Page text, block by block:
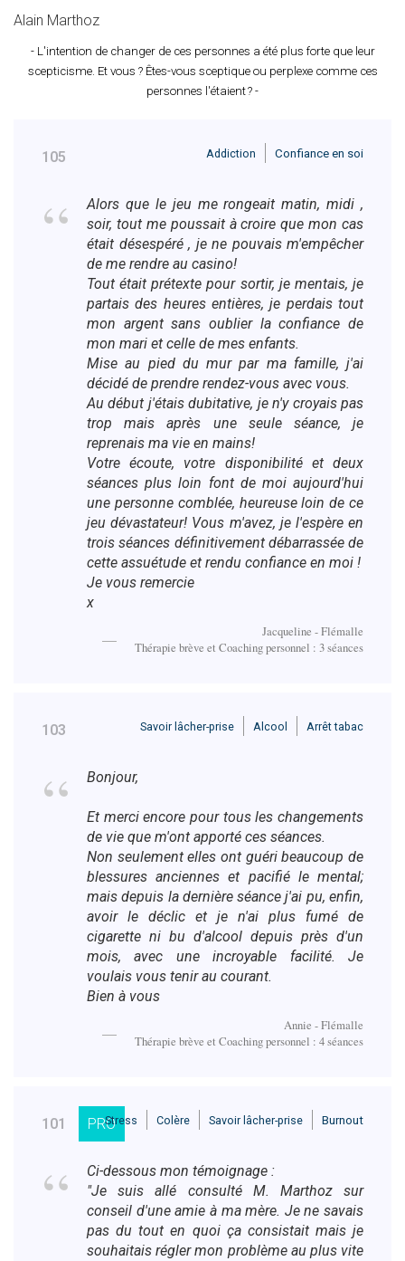
Alain Marthoz
- L'intention de changer de ces personnes a été plus forte que leur
scepticisme. Et vous ? Êtes-vous sceptique ou perplexe comme ces
personnes l'étaient ? -
105 Addiction Confiance en soi
Alors que le jeu me rongeait matin, midi ,
soir, tout me poussait à croire que mon cas
était désespéré , je ne pouvais m'empêcher
de me rendre au casino!
Tout était prétexte pour sortir, je mentais, je
partais des heures entières, je perdais tout
mon argent sans oublier la confiance de
mon mari et celle de mes enfants.
Mise au pied du mur par ma famille, j'ai
décidé de prendre rendez-vous avec vous.
Au début j'étais dubitative, je n'y croyais pas
trop mais après une seule séance, je
reprenais ma vie en mains!
Votre écoute, votre disponibilité et deux
séances plus loin font de moi aujourd'hui
une personne comblée, heureuse loin de ce
jeu dévastateur! Vous m'avez, je l'espère en
trois séances définitivement débarrassée de
cette assuétude et rendu confiance en moi !
Je vous remercie
x
Jacqueline - Flémalle
Thérapie brève et Coaching personnel : 3 séances
103 Savoir lâcher-prise Alcool Arrêt tabac
Bonjour,
Et merci encore pour tous les changements
de vie que m'ont apporté ces séances.
Non seulement elles ont guéri beaucoup de
blessures anciennes et pacifié le mental;
mais depuis la dernière séance j'ai pu, enfin,
avoir le déclic et je n'ai plus fumé de
cigarette ni bu d'alcool depuis près d'un
mois, avec une incroyable facilité. Je
voulais vous tenir au courant.
Bien à vous
Annie - Flémalle
Thérapie brève et Coaching personnel : 4 séances
101 PROStress Colère Savoir lâcher-prise Burnout
Ci-dessous mon témoignage :
"Je suis allé consulté M. Marthoz sur
conseil d'une amie à ma mère. Je ne savais
pas du tout en quoi ça consistait mais je
souhaitais régler mon problème au plus vite